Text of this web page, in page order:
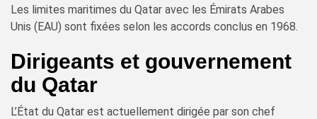
Les limites maritimes du Qatar avec les Émirats Arabes
Unis (EAU) sont fixées selon les accords conclus en 1968.
Dirigeants et gouvernement
du Qatar
L’État du Qatar est actuellement dirigée par son chef